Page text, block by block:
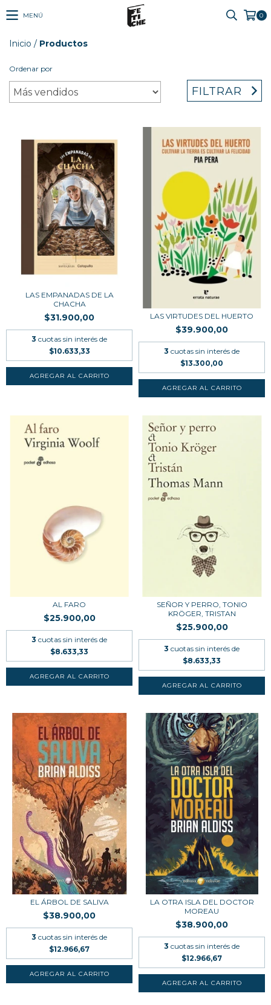
MENÚ 0
Inicio / Productos
Ordenar por
FILTRAR
LAS EMPANADAS DE LA
CHACHA
$31.900,00
3 cuotas sin interés de
$10.633,33
LAS VIRTUDES DEL HUERTO
$39.900,00
3 cuotas sin interés de
$13.300,00
AL FARO
$25.900,00
3 cuotas sin interés de
$8.633,33
SEÑOR Y PERRO, TONIO
KRÖGER, TRISTAN
$25.900,00
3 cuotas sin interés de
$8.633,33
EL ÁRBOL DE SALIVA
$38.900,00
3 cuotas sin interés de
$12.966,67
LA OTRA ISLA DEL DOCTOR
MOREAU
$38.900,00
3 cuotas sin interés de
$12.966,67